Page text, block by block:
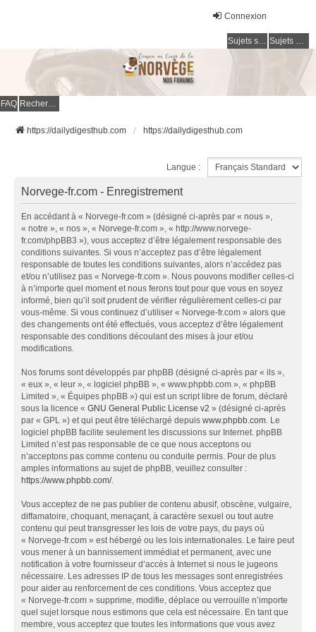
Connexion
Sujets sans réponse Sujets actifs
FAQ Rechercher
https://dailydigesthub.com https://dailydigesthub.com
Langue :
Norvege-fr.com - Enregistrement
En accédant à « Norvege-fr.com » (désigné ci-après par « nous »,
« notre », « nos », « Norvege-fr.com », « http://www.norvege-
fr.com/phpBB3 »), vous acceptez d’être légalement responsable des
conditions suivantes. Si vous n’acceptez pas d’être légalement
responsable de toutes les conditions suivantes, alors n’accédez pas
et/ou n’utilisez pas « Norvege-fr.com ». Nous pouvons modifier celles-ci
à n’importe quel moment et nous ferons tout pour que vous en soyez
informé, bien qu’il soit prudent de vérifier régulièrement celles-ci par
vous-même. Si vous continuez d’utiliser « Norvege-fr.com » alors que
des changements ont été effectués, vous acceptez d’être légalement
responsable des conditions découlant des mises à jour et/ou
modifications.
Nos forums sont développés par phpBB (désigné ci-après par « ils »,
« eux », « leur », « logiciel phpBB », « www.phpbb.com », « phpBB
Limited », « Équipes phpBB ») qui est un script libre de forum, déclaré
sous la licence « GNU General Public License v2 » (désigné ci-après
par « GPL ») et qui peut être téléchargé depuis www.phpbb.com. Le
logiciel phpBB facilite seulement les discussions sur Internet. phpBB
Limited n’est pas responsable de ce que nous acceptons ou
n’acceptons pas comme contenu ou conduite permis. Pour de plus
amples informations au sujet de phpBB, veuillez consulter :
https://www.phpbb.com/.
Vous acceptez de ne pas publier de contenu abusif, obscène, vulgaire,
diffamatoire, choquant, menaçant, à caractère sexuel ou tout autre
contenu qui peut transgresser les lois de votre pays, du pays où
« Norvege-fr.com » est hébergé ou les lois internationales. Le faire peut
vous mener à un bannissement immédiat et permanent, avec une
notification à votre fournisseur d’accès à Internet si nous le jugeons
nécessaire. Les adresses IP de tous les messages sont enregistrées
pour aider au renforcement de ces conditions. Vous acceptez que
« Norvege-fr.com » supprime, modifie, déplace ou verrouille n’importe
quel sujet lorsque nous estimons que cela est nécessaire. En tant que
membre, vous acceptez que toutes les informations que vous avez